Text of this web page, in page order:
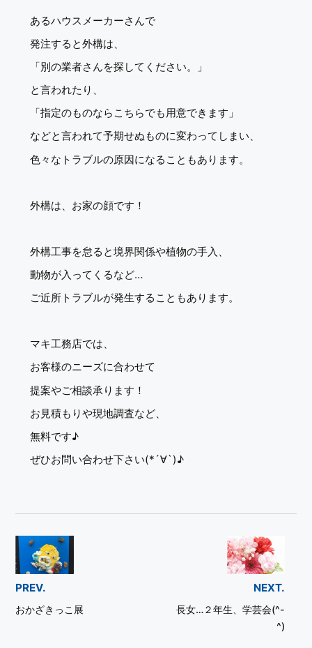
あるハウスメーカーさんで
発注すると外構は、
「別の業者さんを探してください。」
と言われたり、
「指定のものならこちらでも用意できます」
などと言われて予期せぬものに変わってしまい、
色々なトラブルの原因になることもあります。
外構は、お家の顔です！
外構工事を怠ると境界関係や植物の手入、
動物が入ってくるなど…
ご近所トラブルが発生することもあります。
マキ工務店では、
お客様のニーズに合わせて
提案やご相談承ります！
お見積もりや現地調査など、
無料です♪
ぜひお問い合わせ下さい(*´∀`)♪
PREV.
おかざきっこ展
NEXT.
長女…２年生、学芸会(^-
^)